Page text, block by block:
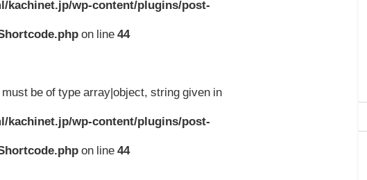
kachinet.jp/wp-content/plugins/post-
on line44
be of type array|object, string given in
kachinet.jp/wp-content/plugins/post-
on line44